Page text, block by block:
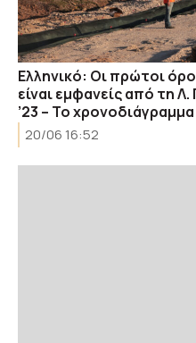
Ελληνικό: Οι πρώτοι
είναι εμφανείς από τη
’23 – Το
20/06 16:52